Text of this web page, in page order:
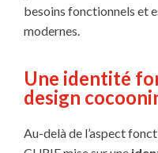
besoins fonctionnels et
modernes.
Une identité
design
Au-delà de l’aspect